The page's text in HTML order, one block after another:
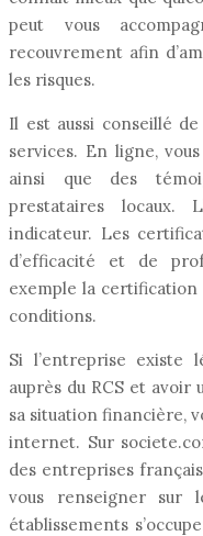
peut vous
recouvrement afin
les risques.
Il est aussi conseillé
services. En ligne,
ainsi que des
prestataires locaux.
indicateur. Les
d’efficacité et de
exemple la certification
conditions.
Si l’entreprise existe
auprès du RCS et
sa situation financière,
internet. Sur
des entreprises
vous renseigner sur
établissements